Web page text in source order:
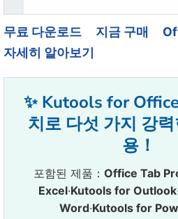
무료 다운로드 지금 구매
자세히 알아보기
✨ Kutools for
치로 다섯 가지 강
용！
포함된 제품： Office Tab
Excel·Kutools for Outlook·
Word·Kutools for